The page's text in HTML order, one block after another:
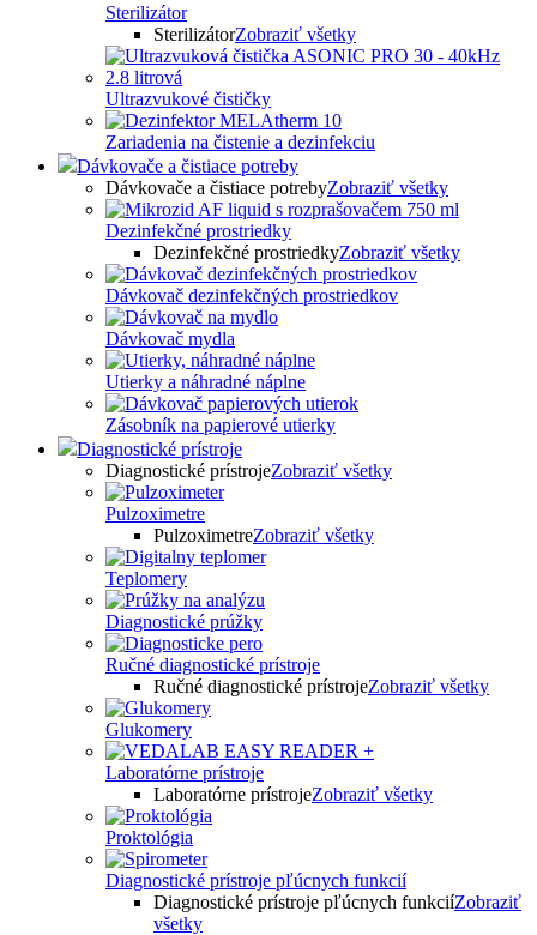
Sterilizátor
SterilizátorZobraziť všetky
Ultrazvukové čističky
Zariadenia na čistenie a dezinfekciu
Dávkovače a čistiace potreby
Dávkovače a čistiace potrebyZobraziť všetky
Dezinfekčné prostriedky
Dezinfekčné prostriedkyZobraziť všetky
Dávkovač dezinfekčných prostriedkov
Dávkovač mydla
Utierky a náhradné náplne
Zásobník na papierové utierky
Diagnostické prístroje
Diagnostické prístrojeZobraziť všetky
Pulzoximetre
PulzoximetreZobraziť všetky
Teplomery
Diagnostické prúžky
Ručné diagnostické prístroje
Ručné diagnostické prístrojeZobraziť všetky
Glukomery
Laboratórne prístroje
Laboratórne prístrojeZobraziť všetky
Proktológia
Diagnostické prístroje pľúcnych funkcií
Diagnostické prístroje pľúcnych funkciíZobraziť
všetky